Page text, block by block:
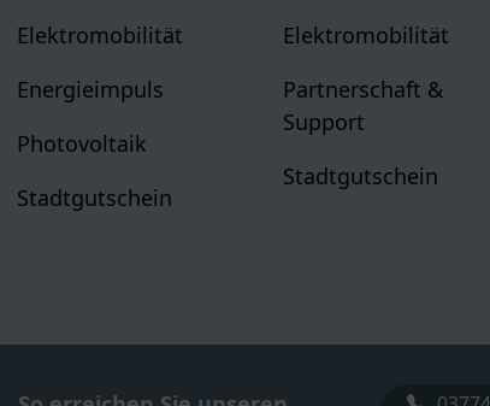
Elektromobilität
Energieimpuls
Photovoltaik
Stadtgutschein
Elektromobilität
Partnerschaft &
Support
Stadtgutschein